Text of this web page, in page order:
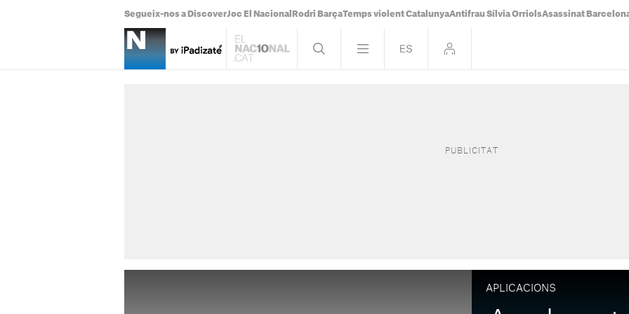
Segueix-nos a DiscoverJoc El Nacional Rodri BarçaTemps violent CatalunyaAntifrau Sílvia OrriolsAsassinat
APLICACIONS